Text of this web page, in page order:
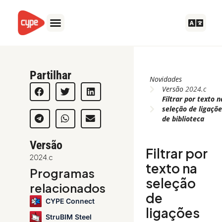
content
Partilhar
Versão
2024.c
Programas
relacionados
CYPE Connect
StruBIM Steel
Novidades
Versão2024.c
Filtrar por texto
seleção de
de biblioteca
Filtrar por
texto na
seleção
de
ligações